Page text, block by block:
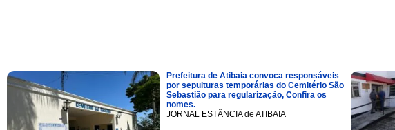
Prefeitura de Atibaia convoca responsáveis
por sepulturas temporárias do Cemitério São
Sebastião para regularização, Confira os
nomes.
JORNAL ESTÂNCIA de ATIBAIA